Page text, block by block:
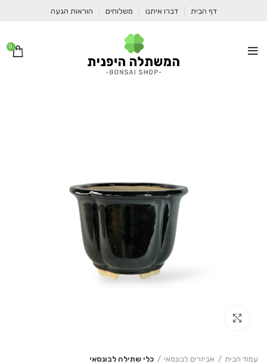
דף הבית דברו איתנו משלוחים הוראות הגעה
0
עמוד הבית אביזרים לבונסאי כלי שתילה לבונסאי